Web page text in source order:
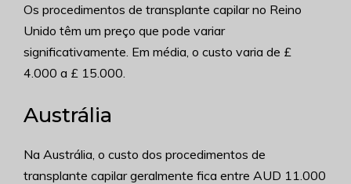
Os procedimentos de transplante capilar no Reino
Unido têm um preço que pode variar
significativamente. Em média, o custo varia de £
4.000 a £ 15.000.
Austrália
Na Austrália, o custo dos procedimentos de
transplante capilar geralmente fica entre AUD 11.000